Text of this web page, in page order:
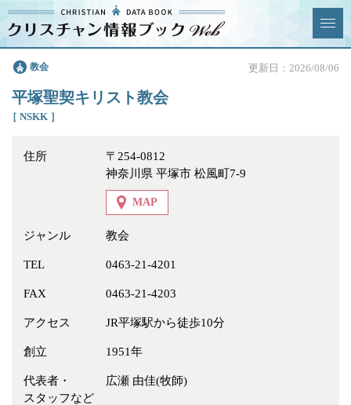
クリスチャン
情報ブックとは
News & Topics
よくあるご質問
教会
特別集会奉仕者 医療・福祉
冠婚葬祭
教団教派
教会 更新日：2026/08/06
平塚聖契キリスト教会
［ NSKK ］
住所
〒254-0812
神奈川県 平塚市 松風町7-9
MAP
ジャンル 教会
TEL 0463-21-4201
FAX 0463-21-4203
アクセス JR平塚駅から徒歩10分
創立 1951年
代表者・
スタッフなど
広瀬 由佳(牧師)